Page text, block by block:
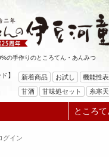
の手作りのところてん・あんみつ
】 新着商品 お試し 機能性
甘酒
甘味処セット 糸寒天
ところて
グイン